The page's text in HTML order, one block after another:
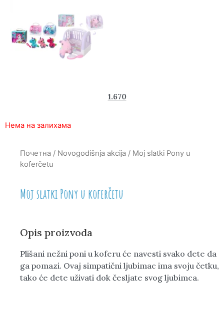
1.670
Нема на залихама
Почетна / Novogodišnja akcija / Moj slatki Pony u
koferčetu
Moj slatki Pony u koferčetu
Opis proizvoda
Plišani nežni poni u koferu će navesti svako dete da
ga pomazi. Ovaj simpatični ljubimac ima svoju četku,
tako će dete uživati dok česljate svog ljubimca.